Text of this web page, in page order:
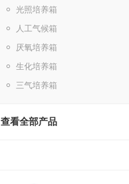
光照培养箱
人工气候箱
厌氧培养箱
生化培养箱
三气培养箱
查看全部产品